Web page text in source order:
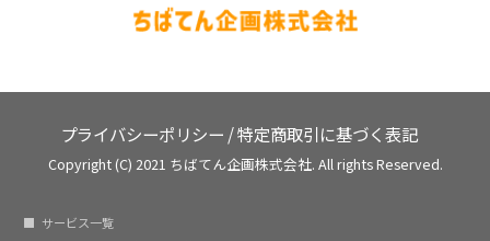
プライバシーポリシー /特定商取引に基づく表記
Copyright (C) 2021 ちばてん企画株式会社. All rights Reserved.
サービス一覧